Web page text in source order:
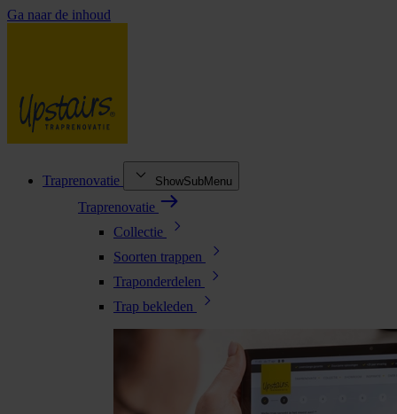
Ga naar de inhoud
Traprenovatie ShowSubMenu
Traprenovatie
Collectie
Soorten trappen
Traponderdelen
Trap bekleden